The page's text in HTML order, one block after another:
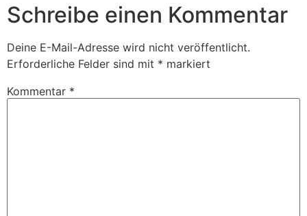
Schreibe einen Kommentar
Deine E-Mail-Adresse wird nicht veröffentlicht.
Erforderliche Felder sind mit * markiert
Kommentar *